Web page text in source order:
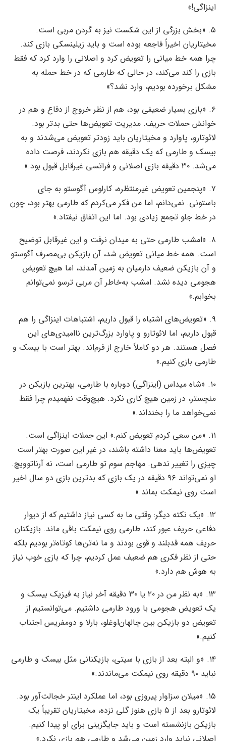
اینزاگی!»
۵. «بخش بزرگی از این شکست نیز به گردن مربی است.
مخیتاریان اخیراً فاجعه بوده است و باید زیلینسکی بازی کند.
چرا همه خط میانی را تعویض کرد و اصلانی را وارد کرد که فقط
بازی را کند می‌کند، در حالی که طارمی که در خط حمله به
مشکل برخورده بودیم، وارد نشد؟»
۶. «بازی بسیار ضعیفی بود، هم از نظر خروج از دفاع و هم در
خوانش حملات حریف. مدیریت تعویض‌ها حتی بدتر بود.
لائوتارو، پاوارد و مخیتاریان باید زودتر تعویض می‌شدند و به
بیسک و طارمی که یک دقیقه هم بازی نکردند، فرصت داده
می‌شد. ۳۰ دقیقه بازی اصلانی و فراتسی غیرقابل قبول بود.»
۷. «پنجمین تعویض غیرمنتظره، کارلوس آگوستو به جای
باستونی. نمی‌دانم، اما من فکر می‌کردم که طارمی بهتر بود، چون
در خط جلو تجمع زیادی بود. اما این اتفاق نیفتاد.»
۸. «امشب طارمی حتی به میدان نرفت و این غیرقابل توضیح
است. همه خط میانی تعویض شد، آن بازیکن بی‌مصرف آگوستو
و آن بازیکن ضعیف دارمیان به زمین آمدند، اما هیچ تعویض
هجومی دیده نشد. امشب به‌خاطر آن مربی ترسو نمی‌توانم
بخوابم.»
۹. «تعویض‌های اشتباه را قبول داریم، اشتباهات اینزاگی را هم
قبول داریم، اما لائوتارو و پاوارد بزرگ‌ترین ناامیدی‌های این
فصل هستند. هر دو کاملاً خارج از فرم‌اند. بهتر است با بیسک و
طارمی بازی کنیم.»
۱۰. «شاه میداس (اینزاگی) دوباره با طارمی، بهترین بازیکن در
منچستر، در زمین هیچ کاری نکرد. هیچ‌وقت نفهمیدم چرا فقط
نمی‌خواهد ما را بخنداند.»
۱۱. «من سعی کردم تعویض کنم.» این جملات اینزاگی است.
تعویض‌ها باید معنا داشته باشند، در غیر این صورت بهتر است
چیزی را تغییر ندهی. مهاجم سوم تو طارمی است، نه آرناتوویچ.
او نمی‌تواند ۹۶ دقیقه در یک بازی که بدترین بازی دو سال اخیر
است روی نیمکت بماند.»
۱۲. «یک نکته دیگر: وقتی ما به کسی نیاز داشتیم که از دیوار
دفاعی حریف عبور کند، طارمی روی نیمکت باقی ماند. بازیکنان
حریف همه قدبلند و قوی بودند و ما نه‌تن‌ها کوتاه‌تر بودیم بلکه
حتی از نظر فکری هم ضعیف عمل کردیم، چرا که بازی خوب نیاز
به هوش هم دارد.»
۱۳. «به نظر من در ۲۰ یا ۳۰ دقیقه آخر نیاز به فیزیک بیسک و
یک تعویض هجومی با ورود طارمی داشتیم. می‌توانستیم از
تعویض دو بازیکن بین چالهان‌اوغلو، بارلا و دومفریس اجتناب
کنیم.»
۱۴. «و البته بعد از بازی با سیتی، بازیکنانی مثل بیسک و طارمی
نباید ۹۰ دقیقه روی نیمکت می‌ماندند.»
۱۵. «میلان سزاوار پیروزی بود، اما عملکرد اینتر خجالت‌آور بود.
لائوتارو بعد از ۵ بازی هنوز گلی نزده، مخیتاریان تقریباً یک
بازیکن بازنشسته است و باید جایگزینی برای او پیدا کنیم.